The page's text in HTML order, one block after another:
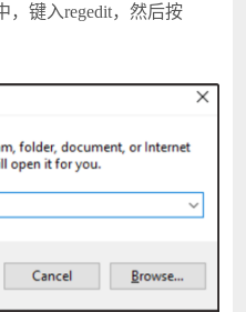
，键入regedit，然后按